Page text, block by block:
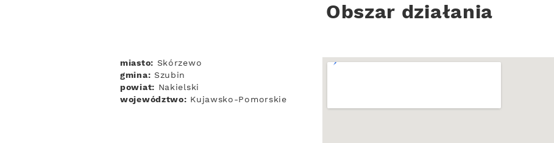
Obszar działania
miasto: Skórzewo
gmina: Szubin
powiat: Nakielski
województwo: Kujawsko-Pomorskie